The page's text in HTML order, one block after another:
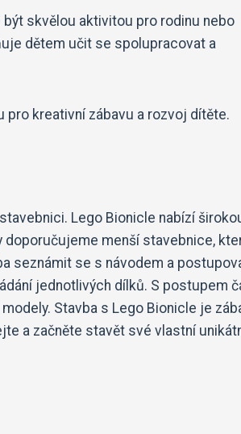
skvělou aktivitou pro rodinu nebo
dětem učit se spolupracovat a
kreativní zábavu a rozvoj dítěte.
Lego Bionicle nabízí
menší stavebnice,
seznámit se s návodem a
jednotlivých dílků. S postupem
Stavba s Lego Bionicle je
a začněte stavět své vlastní